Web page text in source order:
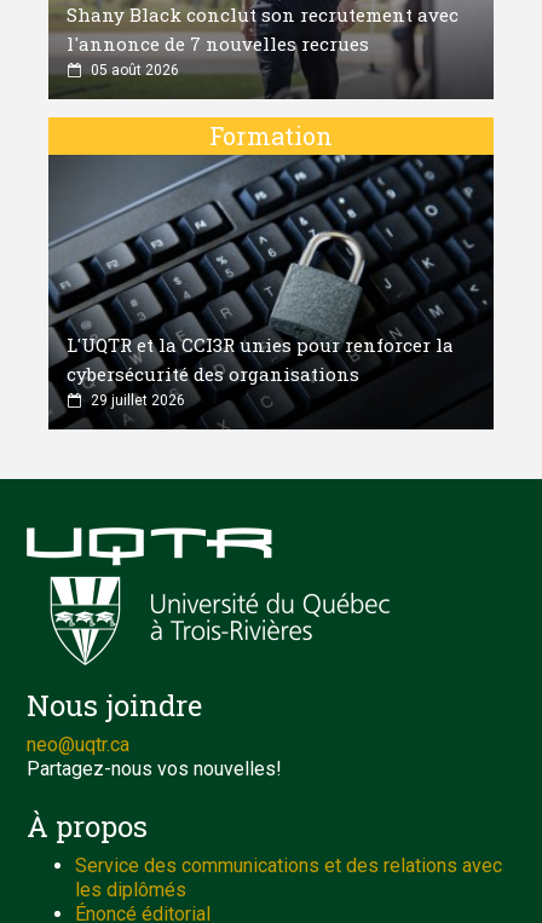
Shany Black conclut son recrutement avec
l'annonce de 7 nouvelles recrues
05 août 2026
Formation
L'UQTR et la CCI3R unies pour renforcer la
cybersécurité des organisations
29 juillet 2026
Nous joindre
neo@uqtr.ca
Partagez-nous vos nouvelles!
À propos
Service des communications et des relations avec
les diplômés
Énoncé éditorial